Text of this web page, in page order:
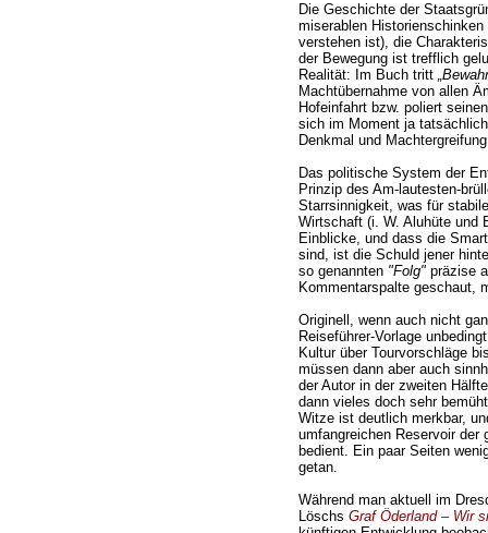
Die Geschichte der
miserablen
verstehen ist), die
der Bewegung ist trefflich
Realität: Im Buch tritt
Machtübernahme von allen
Hofeinfahrt bzw. poliert
sich im Moment ja
Denkmal und
Das politische System der
Prinzip des Am-lautesten-
Starrsinnigkeit, was für
Wirtschaft (i. W. Aluhüte und
Einblicke, und dass die
sind, ist die Schuld jener
so genannten "Folg"präzise
Kommentarspalte geschaut,
Originell, wenn auch nicht
Reiseführer-Vorlage
Kultur über Tourvorschläge
müssen dann aber auch
der Autor in der zweiten
dann vieles doch sehr
Witze ist deutlich merkbar,
umfangreichen Reservoir der
bedient. Ein paar Seiten
getan.
Während man aktuell im
Löschs Graf Öderland – Wir